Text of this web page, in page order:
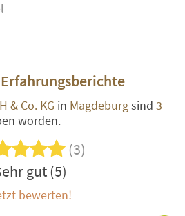
& Co. KG in Magdeburgsind 3
worden.
(3)
gut (5)
bewerten!